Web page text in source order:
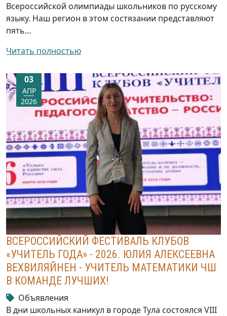
Всероссийской олимпиады школьников по русскому
языку. Наш регион в этом состязании представляют
пять…
Читать полностью
ВСЕРОССИЙСКИЙ ФЕСТИВАЛЬ КЛУБОВ
«УЧИТЕЛЬ ГОДА» - 2026. ЮЛИЯ АЛЕКСЕЕВНА
ВЕХВИЛЯЙНЕН - УЧИТЕЛЬ МАТЕМАТИКИ ЧШ
В КОМАНДЕ ЛУЧШИХ!
03
АПР
2026
Объявления
В дни школьных каникул в городе Тула состоялся VIII